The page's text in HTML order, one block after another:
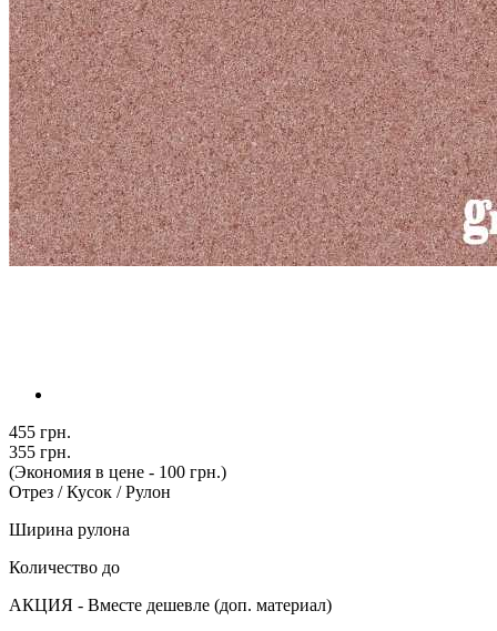
455 грн.
355 грн.
(Экономия в цене - 100 грн.)
Отрез / Кусок / Рулон
Ширина рулона
Количество до
АКЦИЯ - Вместе дешевле (доп. материал)